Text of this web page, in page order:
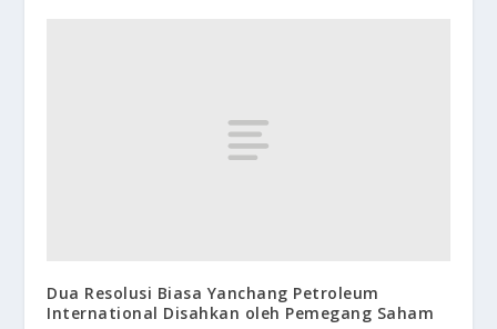
Dua Resolusi Biasa Yanchang Petroleum
International Disahkan oleh Pemegang Saham